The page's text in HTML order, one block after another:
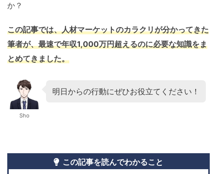
か？
この記事では、人材マーケットのカラクリが分かってきた
筆者が、最速で年収1,000万円超えるのに必要な知識をま
とめてきました。
Sho
明日からの行動にぜひお役立てください！
この記事を読んでわかること